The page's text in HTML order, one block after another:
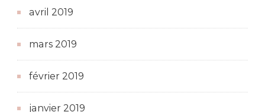
avril 2019
mars 2019
février 2019
janvier 2019